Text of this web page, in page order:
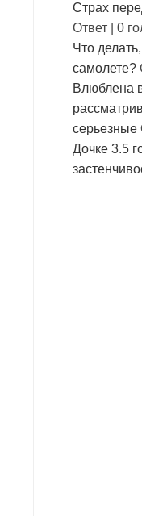
Страх
Ответ
0
Что
самолете?
Влюблена
серьезные
Дочке 3.5